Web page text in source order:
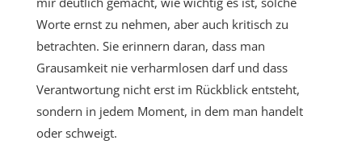
Worte ernst zu nehmen, aber auch kritisch zu
betrachten. Sie erinnern daran, dass man
Grausamkeit nie verharmlosen darf und dass
Verantwortung nicht erst im Rückblick entsteht,
sondern in jedem Moment, in dem man handelt
oder schweigt.